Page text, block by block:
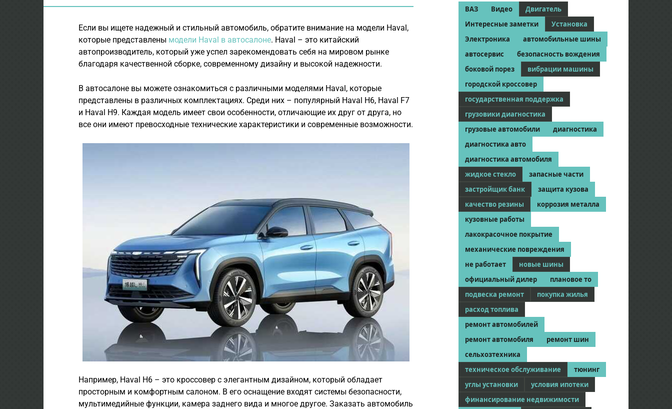
Если вы ищете надежный и стильный автомобиль, обратите внимание на модели Haval,
которые представлены модели Haval в автосалоне. Haval – это китайский
автопроизводитель, который уже успел зарекомендовать себя на мировом рынке
благодаря качественной сборке, современному дизайну и высокой надежности.
В автосалоне вы можете ознакомиться с различными моделями Haval, которые
представлены в различных комплектациях. Среди них – популярный Haval H6, Haval F7
и Haval H9. Каждая модель имеет свои особенности, отличающие их друг от друга, но
все они имеют превосходные технические характеристики и современные возможности.
Например, Haval H6 – это кроссовер с элегантным дизайном, который обладает
просторным и комфортным салоном. В его оснащение входят системы безопасности,
мультимедийные функции, камера заднего вида и многое другое. Заказать автомобиль
ВАЗ Видео
Двигатель
Интересные заметки
Установка
Электроника
автомобильные шины
автосервис
безопасность вождения
боковой порез
вибрации машины
городской кроссовер
государственная поддержка
грузовики диагностика
грузовые автомобили
диагностика
диагностика авто
диагностика автомобиля
жидкое стекло
запасные части
застройщик банк
защита кузова
качество резины
коррозия металла
кузовные работы
лакокрасочное покрытие
механические повреждения
не работает
новые шины
официальный дилер
плановое то
подвеска ремонт
покупка жилья
расход топлива
ремонт автомобилей
ремонт автомобиля
ремонт шин
сельхозтехника
техническое обслуживание
тюнинг
углы установки
условия ипотеки
финансирование недвижимости